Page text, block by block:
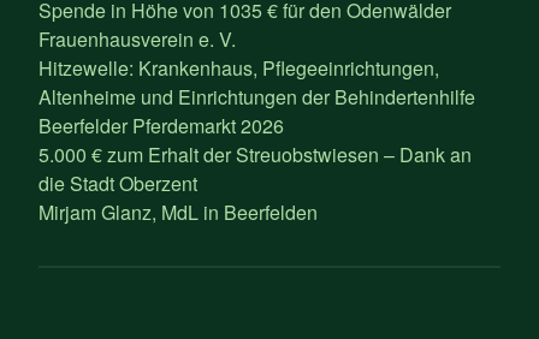
Spende in Höhe von 1035 € für den Odenwälder
Frauenhausverein e. V.
Hitzewelle: Krankenhaus, Pflegeeinrichtungen,
Altenheime und Einrichtungen der Behindertenhilfe
Beerfelder Pferdemarkt 2026
5.000 € zum Erhalt der Streuobstwiesen – Dank an
die Stadt Oberzent
Mirjam Glanz, MdL in Beerfelden